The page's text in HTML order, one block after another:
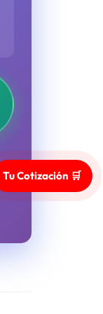
Tu Cotización 🛒